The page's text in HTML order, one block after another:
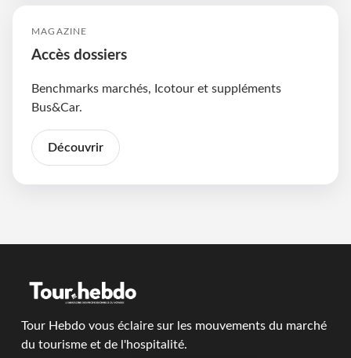
MAGAZINE
Accès dossiers
Benchmarks marchés, Icotour et suppléments
Bus&Car.
Découvrir
Tour Hebdo vous éclaire sur les mouvements du marché
du tourisme et de l'hospitalité.